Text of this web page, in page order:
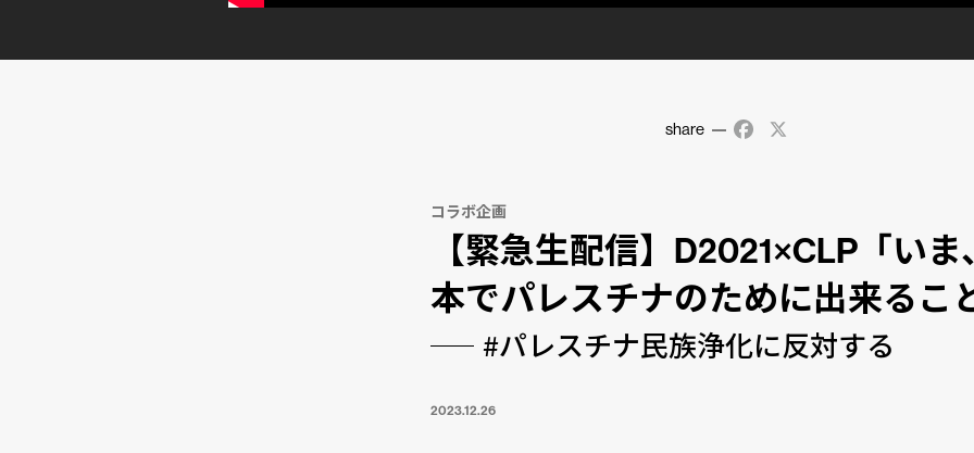
share Facebook
コラボ企画
【緊急生配信】D2021×CLP「いま
本でパレスチナのために出来るこ
#パレスチナ民族浄化に反対する
2023.12.26